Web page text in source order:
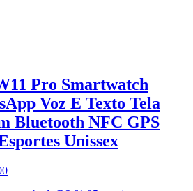
Pro Smartwatch
Voz E Texto Tela
Bluetooth NFC GPS
Unissex